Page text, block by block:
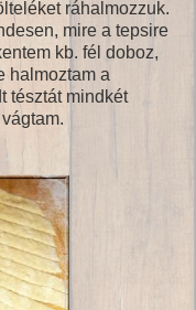
ráhalmozzuk.
mire a tepsire
kb. fél doboz,
halmoztam a
tésztát mindkét